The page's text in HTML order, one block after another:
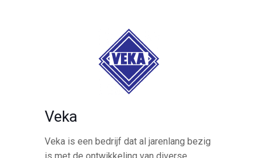
Veka
Veka is een bedrijf dat al jarenlang bezig